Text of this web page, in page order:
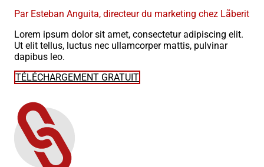
Par Esteban Anguita, directeur du marketing chez Lãberit
Lorem ipsum dolor sit amet, consectetur adipiscing elit.
Ut elit tellus, luctus nec ullamcorper mattis, pulvinar
dapibus leo.
TÉLÉCHARGEMENT GRATUIT